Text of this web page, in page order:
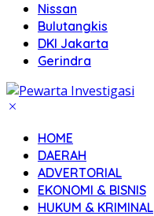
Nissan
Bulutangkis
DKI Jakarta
Gerindra
HOME
DAERAH
ADVERTORIAL
EKONOMI & BISNIS
HUKUM & KRIMINAL